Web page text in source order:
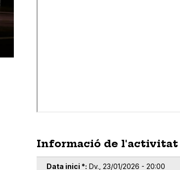
Informació de l'activitat
Data inici * Dv., 23/01/2026 - 20:00